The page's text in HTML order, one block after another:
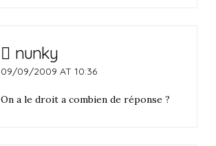
nunky
09/09/2009 AT 10:36
On a le droit a combien de réponse ?